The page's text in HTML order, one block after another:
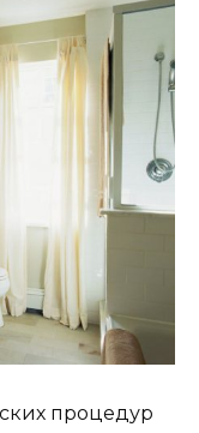
процедур